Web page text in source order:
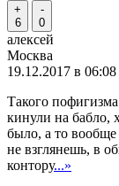
+
6
-
0
алексей
Москва
19.12.2017 в 06:08
Такого
кинули на
было, а то вообще
не взглянешь, в
контору...»